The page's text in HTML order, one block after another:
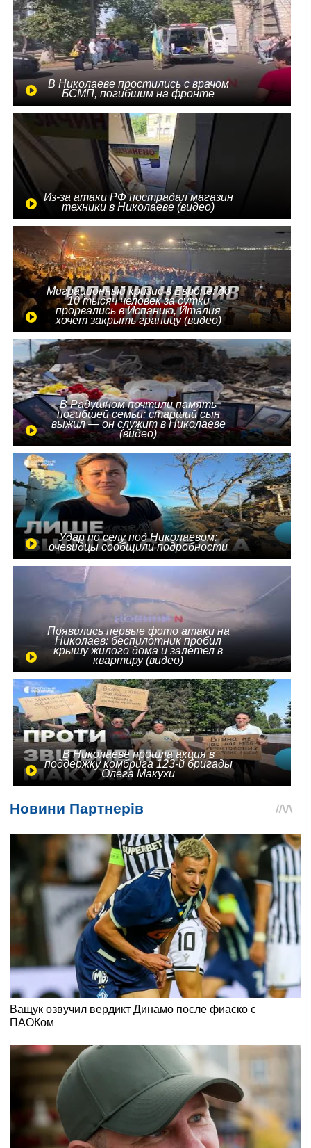
В Николаеве простились с врачом
БСМП, погибшим на фронте
Из-за атаки РФ пострадал магазин
техники в Николаеве (видео)
Миграционный кризис в Европе: до
10 тысяч человек за сутки
прорвались в Испанию, Италия
хочет закрыть границу (видео)
В Радушном почтили память
погибшей семьи: старший сын
выжил — он служит в Николаеве
(видео)
Удар по селу под Николаевом:
очевидцы сообщили подробности
Появились первые фото атаки на
Николаев: беспилотник пробил
крышу жилого дома и залетел в
квартиру (видео)
В Николаеве прошла акция в
поддержку комбрига 123-й бригады
Олега Макухи